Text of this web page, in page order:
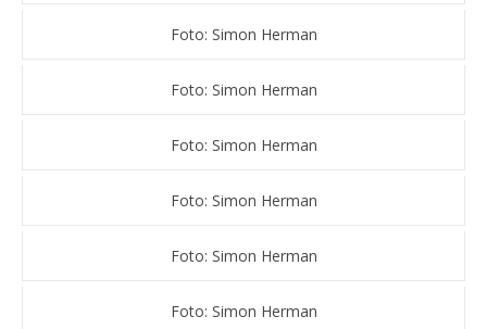
Foto: Simon Herman
Foto: Simon Herman
Foto: Simon Herman
Foto: Simon Herman
Foto: Simon Herman
Foto: Simon Herman